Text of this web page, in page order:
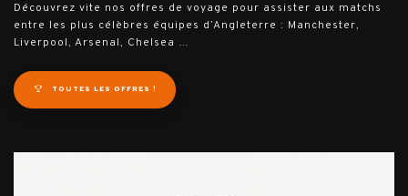
Découvrez vite nos offres de voyage pour assister aux matchs
entre les plus célèbres équipes d’Angleterre : Manchester,
Liverpool, Arsenal, Chelsea …
TOUTES LES OFFRES !